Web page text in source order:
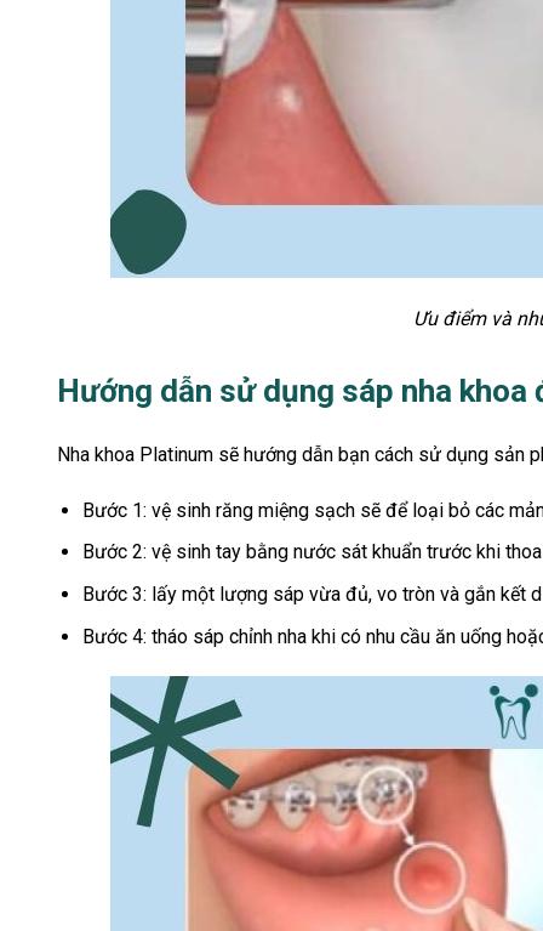
Ưu điểm và
Hướng dẫn sử dụng sáp nha khoa
Nha khoa Platinum sẽ hướng dẫn bạn cách sử dụng sản
Bước 1: vệ sinh răng miệng sạch sẽ để loại bỏ các
Bước 2: vệ sinh tay bằng nước sát khuẩn trước khi
Bước 3: lấy một lượng sáp vừa đủ, vo tròn và gắn kết
Bước 4: tháo sáp chỉnh nha khi có nhu cầu ăn uống